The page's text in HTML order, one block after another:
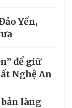
Yến,
để giữ
Nghệ An
làng